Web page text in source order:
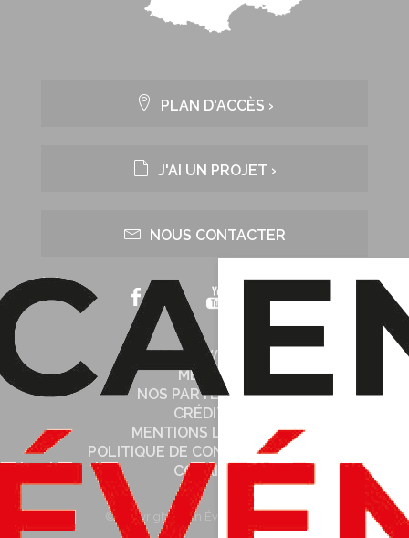
PLAN D'ACCÈS ›
J'AI UN PROJET ›
NOUS CONTACTER
NOTRE WEB TV
MÉDIAS
NOS PARTENAIRES
CRÉDITS
MENTIONS LÉGALES
POLITIQUE DE CONFIDENTIALITÉ
COOKIES
© Copyright Caen Événements 2026